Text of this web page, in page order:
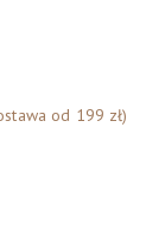
od 199 zł)